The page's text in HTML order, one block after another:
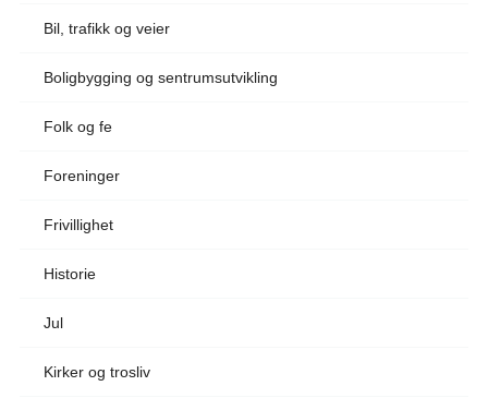
Bil, trafikk og veier
Boligbygging og sentrumsutvikling
Folk og fe
Foreninger
Frivillighet
Historie
Jul
Kirker og trosliv